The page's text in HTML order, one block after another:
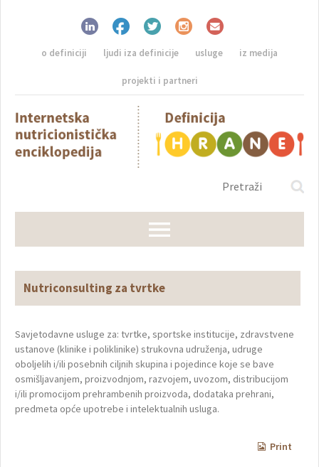
o definiciji ljudi iza definicije usluge iz medija
projekti i partneri
Nutriconsulting za tvrtke
Savjetodavne usluge za: tvrtke, sportske institucije, zdravstvene
ustanove (klinike i poliklinike) strukovna udruženja, udruge
oboljelih i/ili posebnih ciljnih skupina i pojedince koje se bave
osmišljavanjem, proizvodnjom, razvojem, uvozom, distribucijom
i/ili promocijom prehrambenih proizvoda, dodataka prehrani,
predmeta opće upotrebe i intelektualnih usluga.
Print